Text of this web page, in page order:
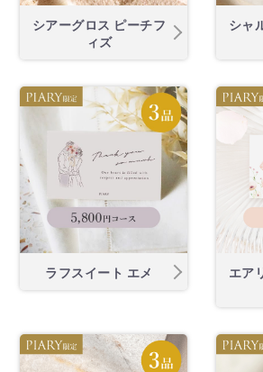
シアーグロス ピーチフ
ィズ
シャ
ラフスイート エメ
エア